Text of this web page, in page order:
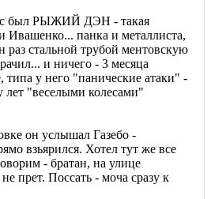
был РЫЖИЙ ДЭН - такая
Ивашенко... панка и металлиста,
стальной трубой ментовскую
и ничего - 3 месяца
типа у него "панические атаки" -
лет "веселыми колесами"
он услышал Газебо -
взьярился. Хотел тут же все
- братан, на улице
прет. Поссать - моча сразу к